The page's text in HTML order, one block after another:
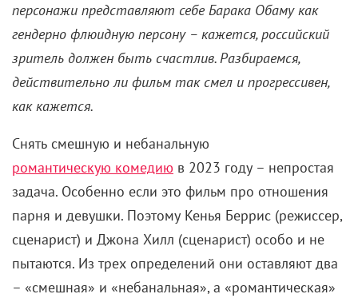
персонажи представляют себе Барака Обаму как
гендерно флюидную персону – кажется, российский
зритель должен быть счастлив. Разбираемся,
действительно ли фильм так смел и прогрессивен,
как кажется.
Снять смешную и небанальную
романтическую комедию в 2023 году – непростая
задача. Особенно если это фильм про отношения
парня и девушки. Поэтому Кенья Беррис (режиссер,
сценарист) и Джона Хилл (сценарист) особо и не
пытаются. Из трех определений они оставляют два
– «смешная» и «небанальная», а «романтическая»